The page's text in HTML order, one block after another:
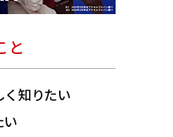
と
く知りたい
い